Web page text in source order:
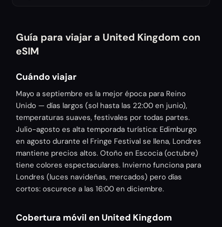
Guía para viajar a United Kingdom con
eSIM
Cuándo viajar
Mayo a septiembre es la mejor época para Reino
Unido — días largos (sol hasta las 22:00 en junio),
temperaturas suaves, festivales por todas partes.
Julio-agosto es alta temporada turística: Edimburgo
en agosto durante el Fringe Festival se llena, Londres
mantiene precios altos. Otoño en Escocia (octubre)
tiene colores espectaculares. Invierno funciona para
Londres (luces navideñas, mercados) pero días
cortos: oscurece a las 16:00 en diciembre.
Cobertura móvil en United Kingdom